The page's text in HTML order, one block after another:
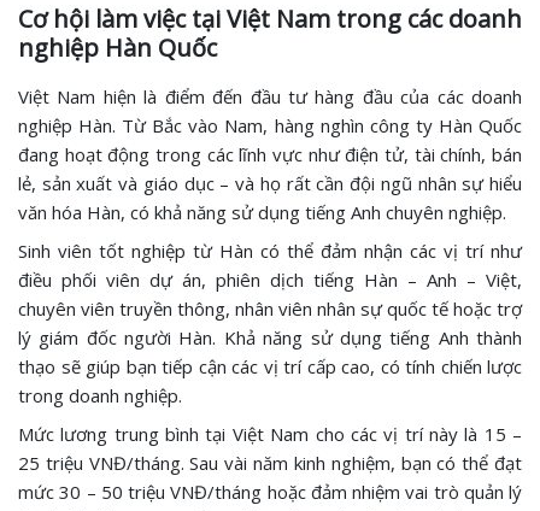
Cơ hội làm việc tại Việt Nam trong các doanh
nghiệp Hàn Quốc
Việt Nam hiện là điểm đến đầu tư hàng đầu của các doanh
nghiệp Hàn. Từ Bắc vào Nam, hàng nghìn công ty Hàn Quốc
đang hoạt động trong các lĩnh vực như điện tử, tài chính, bán
lẻ, sản xuất và giáo dục – và họ rất cần đội ngũ nhân sự hiểu
văn hóa Hàn, có khả năng sử dụng tiếng Anh chuyên nghiệp.
Sinh viên tốt nghiệp từ Hàn có thể đảm nhận các vị trí như
điều phối viên dự án, phiên dịch tiếng Hàn – Anh – Việt,
chuyên viên truyền thông, nhân viên nhân sự quốc tế hoặc trợ
lý giám đốc người Hàn. Khả năng sử dụng tiếng Anh thành
thạo sẽ giúp bạn tiếp cận các vị trí cấp cao, có tính chiến lược
trong doanh nghiệp.
Mức lương trung bình tại Việt Nam cho các vị trí này là 15 –
25 triệu VNĐ/tháng. Sau vài năm kinh nghiệm, bạn có thể đạt
mức 30 – 50 triệu VNĐ/tháng hoặc đảm nhiệm vai trò quản lý